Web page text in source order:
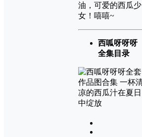
油，可爱的西瓜少
女！嘻嘻~
西呱呀呀呀
全集目录